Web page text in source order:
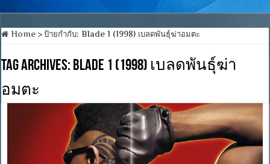
Home > ป้ายกำกับ:Blade 1 (1998) เบลดพันธุ์ฆ่าอมตะ
Tag Archives: Blade 1 (1998) เบลดพันธุ์ฆ่า
อมตะ